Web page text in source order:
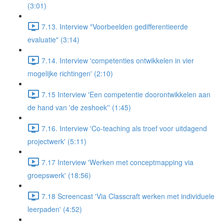
(3:01)
7.13. Interview "Voorbeelden gedifferentieerde
evaluatie" (3:14)
7.14. Interview 'competenties ontwikkelen in vier
mogelijke richtingen' (2:10)
7.15 Interview 'Een competentie doorontwikkelen aan
de hand van 'de zeshoek'' (1:45)
7.16. Interview 'Co-teaching als troef voor uitdagend
projectwerk' (5:11)
7.17 Interview 'Werken met conceptmapping via
groepswerk' (18:56)
7.18 Screencast 'Via Classcraft werken met individuele
leerpaden' (4:52)